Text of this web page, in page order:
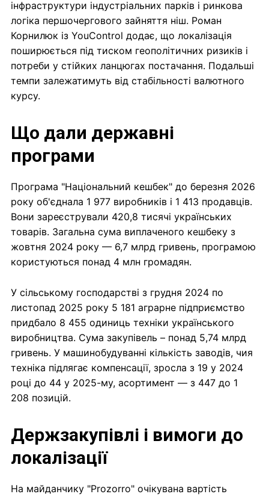
інфраструктури індустріальних парків і ринкова
логіка першочергового зайняття ніш. Роман
Корнилюк із YouControl додає, що локалізація
поширюється під тиском геополітичних ризиків і
потреби у стійких ланцюгах постачання. Подальші
темпи залежатимуть від стабільності валютного
курсу.
Що дали державні
програми
Програма "Національний кешбек" до березня 2026
року об'єднала 1 977 виробників і 1 413 продавців.
Вони зареєстрували 420,8 тисячі українських
товарів. Загальна сума виплаченого кешбеку з
жовтня 2024 року — 6,7 млрд гривень, програмою
користуються понад 4 млн громадян.
У сільському господарстві з грудня 2024 по
листопад 2025 року 5 181 аграрне підприємство
придбало 8 455 одиниць техніки українського
виробництва. Сума закупівель – понад 5,74 млрд
гривень. У машинобудуванні кількість заводів, чия
техніка підлягає компенсації, зросла з 19 у 2024
році до 44 у 2025-му, асортимент — з 447 до 1
208 позицій.
Держзакупівлі і вимоги до
локалізації
На майданчику "Prozorro" очікувана вартість